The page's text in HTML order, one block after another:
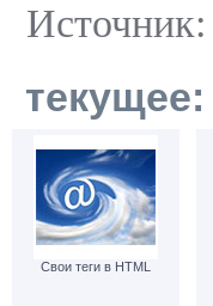
текущее:
Свои теги в HTML